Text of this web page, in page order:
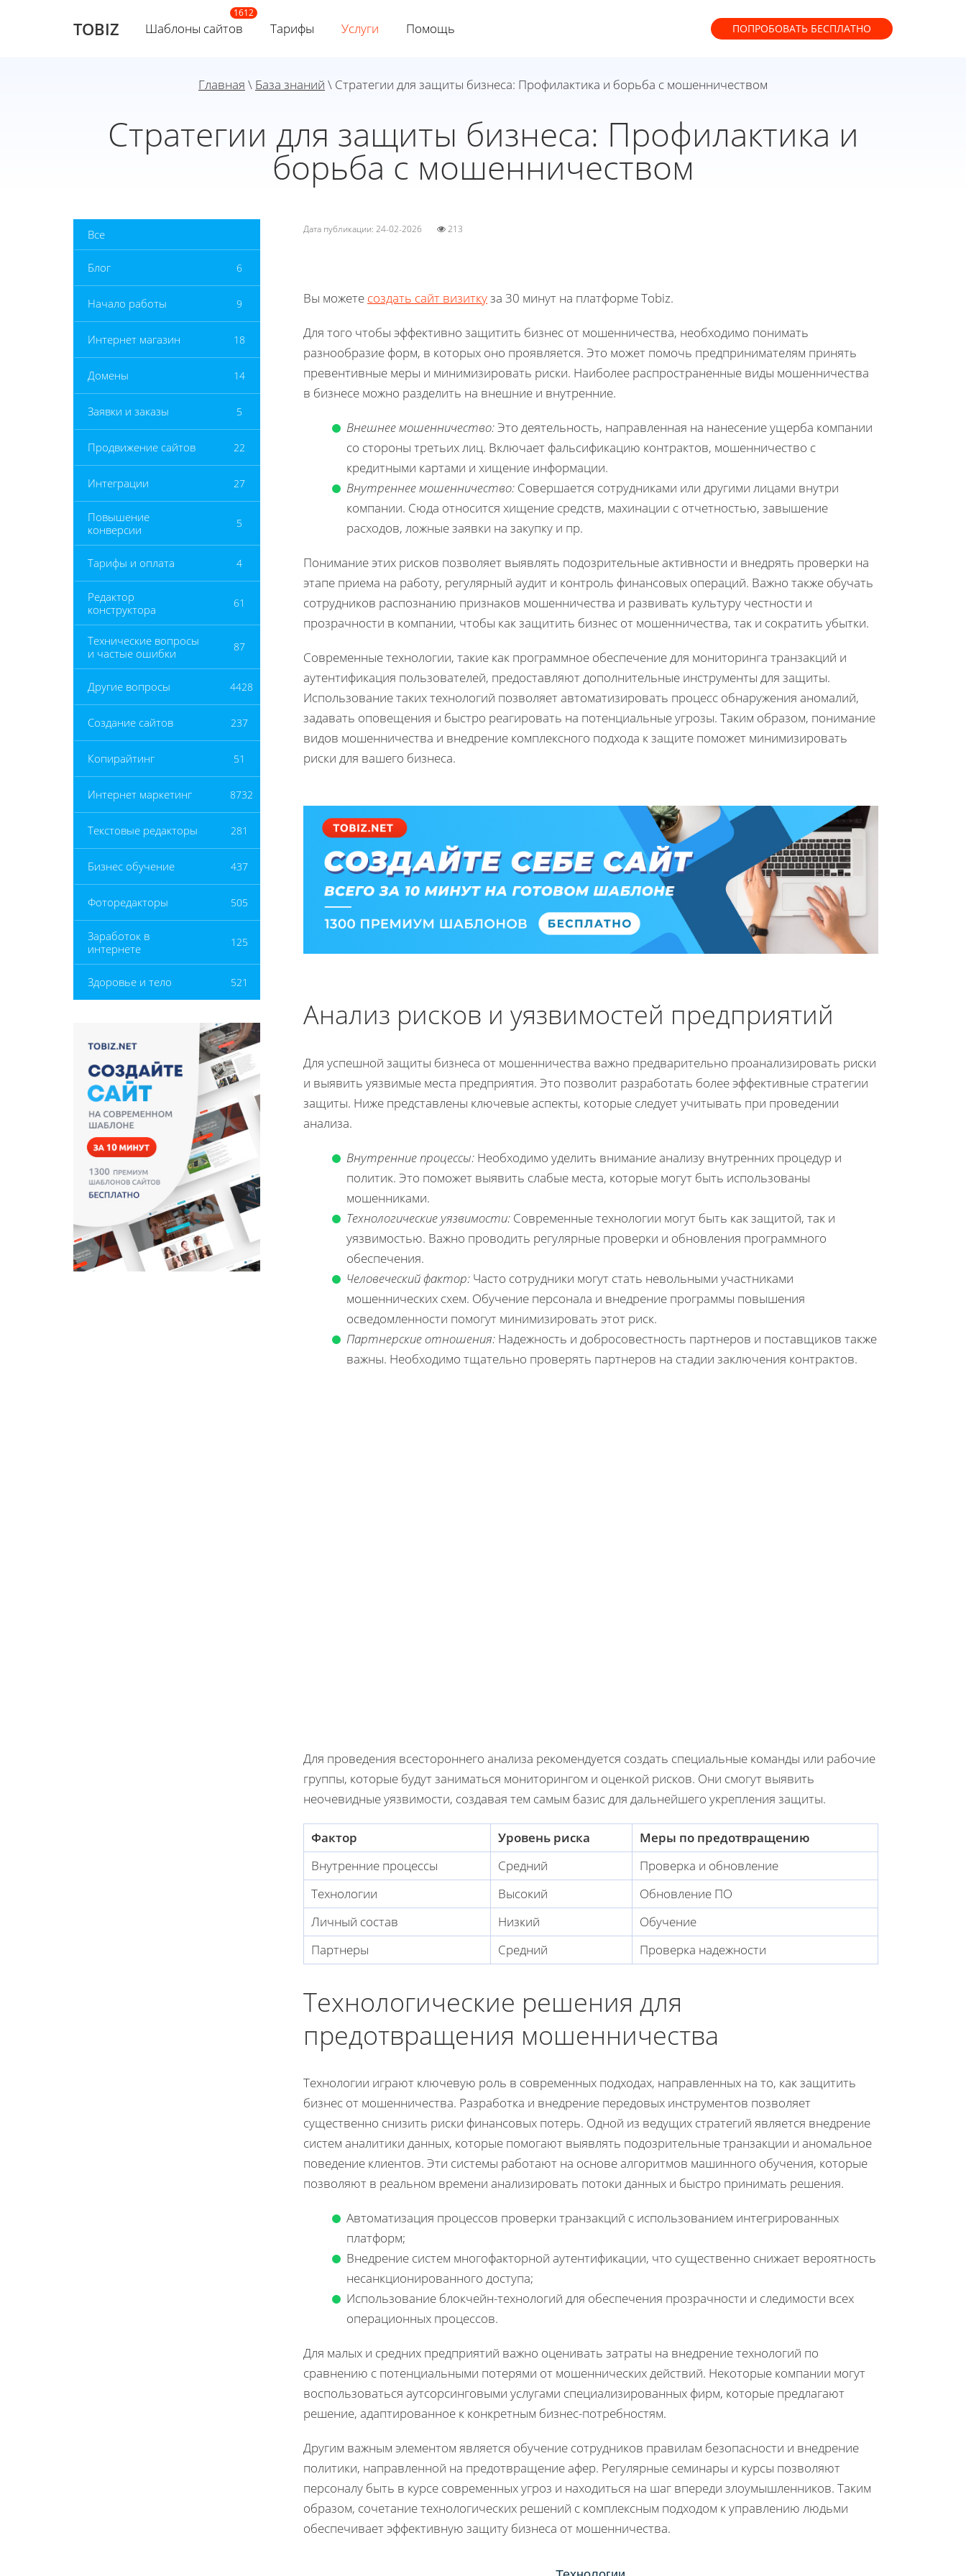
TOBIZ Шаблоны сайтов Тарифы Услуги Помощь ПОПРОБОВАТЬ БЕСПЛАТНО
Главная \ База знаний \ Стратегии для защиты бизнеса: Профилактика и борьба с мошенничеством
Стратегии для защиты бизнеса: Профилактика и
борьба с мошенничеством
Все
Блог 6
Начало работы 9
Интернет магазин 18
Домены 14
Заявки и заказы 5
Продвижение сайтов 22
Интеграции 27
Повышение
конверсии
5
Тарифы и оплата 4
Редактор
конструктора
61
Технические вопросы
и частые ошибки
87
Другие вопросы 4428
Создание сайтов 237
Копирайтинг 51
Интернет маркетинг 8732
Текстовые редакторы 281
Бизнес обучение 437
Фоторедакторы 505
Заработок в
интернете
125
Здоровье и тело 521
Дата публикации: 24-02-2026 213
Вы можете создать сайт визиткуза 30 минут на платформе Tobiz.
Для того чтобы эффективно защитить бизнес от мошенничества, необходимо понимать
разнообразие форм, в которых оно проявляется. Это может помочь предпринимателям принять
превентивные меры и минимизировать риски. Наиболее распространенные виды мошенничества
в бизнесе можно разделить на внешние и внутренние.
Внешнее мошенничество:Это деятельность, направленная на нанесение ущерба компании
со стороны третьих лиц. Включает фальсификацию контрактов, мошенничество с
кредитными картами и хищение информации.
Внутреннее мошенничество: Совершается сотрудниками или другими лицами внутри
компании. Сюда относится хищение средств, махинации с отчетностью, завышение
расходов, ложные заявки на закупку и пр.
Понимание этих рисков позволяет выявлять подозрительные активности и внедрять проверки на
этапе приема на работу, регулярный аудит и контроль финансовых операций. Важно также обучать
сотрудников распознанию признаков мошенничества и развивать культуру честности и
прозрачности в компании, чтобы как защитить бизнес от мошенничества, так и сократить убытки.
Современные технологии, такие как программное обеспечение для мониторинга транзакций и
аутентификация пользователей, предоставляют дополнительные инструменты для защиты.
Использование таких технологий позволяет автоматизировать процесс обнаружения аномалий,
задавать оповещения и быстро реагировать на потенциальные угрозы. Таким образом, понимание
видов мошенничества и внедрение комплексного подхода к защите поможет минимизировать
риски для вашего бизнеса.
Анализ рисков и уязвимостей предприятий
Для успешной защиты бизнеса от мошенничества важно предварительно проанализировать риски
и выявить уязвимые места предприятия. Это позволит разработать более эффективные стратегии
защиты. Ниже представлены ключевые аспекты, которые следует учитывать при проведении
анализа.
Внутренние процессы: Необходимо уделить внимание анализу внутренних процедур и
политик. Это поможет выявить слабые места, которые могут быть использованы
мошенниками.
Технологические уязвимости: Современные технологии могут быть как защитой, так и
уязвимостью. Важно проводить регулярные проверки и обновления программного
обеспечения.
Человеческий фактор: Часто сотрудники могут стать невольными участниками
мошеннических схем. Обучение персонала и внедрение программы повышения
осведомленности помогут минимизировать этот риск.
Партнерские отношения: Надежность и добросовестность партнеров и поставщиков также
важны. Необходимо тщательно проверять партнеров на стадии заключения контрактов.
Для проведения всестороннего анализа рекомендуется создать специальные команды или рабочие
группы, которые будут заниматься мониторингом и оценкой рисков. Они смогут выявить
неочевидные уязвимости, создавая тем самым базис для дальнейшего укрепления защиты.
Фактор Уровень риска
Меры по предотвращению
Внутренние процессы
Средний
Проверка и обновление
Технологии
Высокий
Обновление ПО
Личный состав
Низкий
Обучение
Партнеры
Средний Проверка надежности
Технологические решения для
предотвращения мошенничества
Технологии играют ключевую роль в современных подходах, направленных на то, как защитить
бизнес от мошенничества. Разработка и внедрение передовых инструментов позволяет
существенно снизить риски финансовых потерь. Одной из ведущих стратегий является внедрение
систем аналитики данных, которые помогают выявлять подозрительные транзакции и аномальное
поведение клиентов. Эти системы работают на основе алгоритмов машинного обучения, которые
позволяют в реальном времени анализировать потоки данных и быстро принимать решения.
Автоматизация процессов проверки транзакций с использованием интегрированных
платформ;
Внедрение систем многофакторной аутентификации, что существенно снижает вероятность
несанкционированного доступа;
Использование блокчейн-технологий для обеспечения прозрачности и следимости всех
операционных процессов.
Для малых и средних предприятий важно оценивать затраты на внедрение технологий по
сравнению с потенциальными потерями от мошеннических действий. Некоторые компании могут
воспользоваться аутсорсинговыми услугами специализированных фирм, которые предлагают
решение, адаптированное к конкретным бизнес-потребностям.
Другим важным элементом является обучение сотрудников правилам безопасности и внедрение
политики, направленной на предотвращение афер. Регулярные семинары и курсы позволяют
персоналу быть в курсе современных угроз и находиться на шаг впереди злоумышленников. Таким
образом, сочетание технологических решений с комплексным подходом к управлению людьми
обеспечивает эффективную защиту бизнеса от мошенничества.